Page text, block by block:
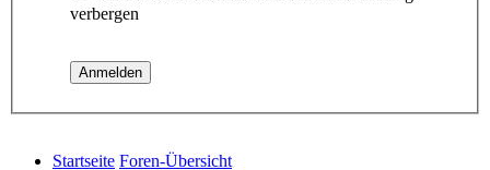
verbergen
Startseite Foren-Übersicht